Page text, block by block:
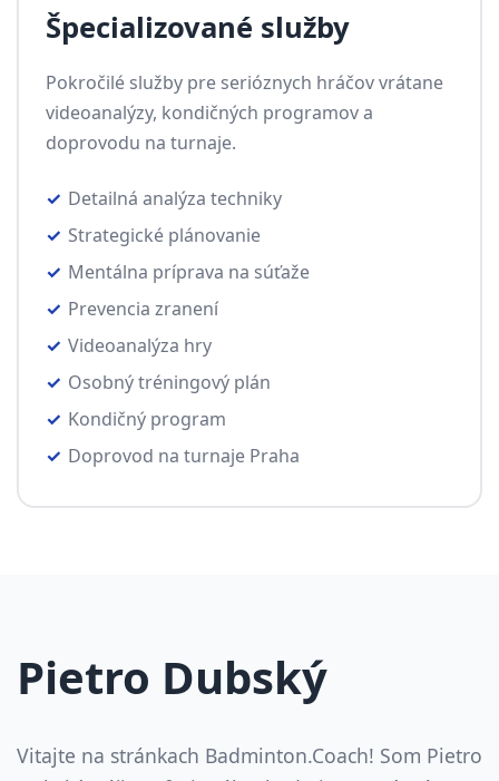
Špecializované služby
Pokročilé služby pre serióznych hráčov vrátane
videoanalýzy, kondičných programov a
doprovodu na turnaje.
Detailná analýza techniky
Strategické plánovanie
Mentálna príprava na súťaže
Prevencia zranení
Videoanalýza hry
Osobný tréningový plán
Kondičný program
Doprovod na turnaje Praha
Pietro Dubský
Vitajte na stránkach Badminton.Coach! Som Pietro